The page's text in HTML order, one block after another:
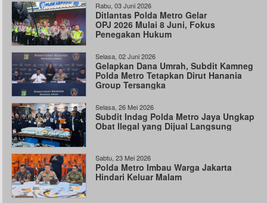
Rabu, 03 Juni 2026
Ditlantas Polda Metro Gelar
OPJ 2026 Mulai 8 Juni, Fokus
Penegakan Hukum
Selasa, 02 Juni 2026
Gelapkan Dana Umrah, Subdit Kamneg
Polda Metro Tetapkan Dirut Hanania
Group Tersangka
Selasa, 26 Mei 2026
Subdit Indag Polda Metro Jaya Ungkap
Obat Ilegal yang Dijual Langsung
Sabtu, 23 Mei 2026
Polda Metro Imbau Warga Jakarta
Hindari Keluar Malam